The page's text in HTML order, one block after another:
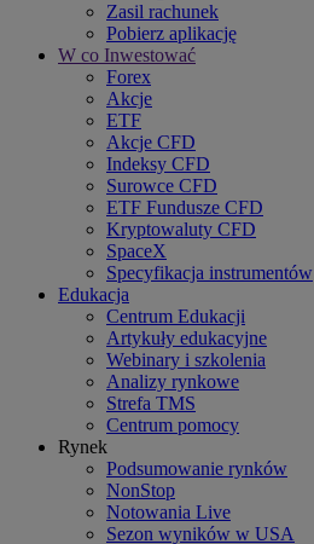
Zasil rachunek
Pobierz aplikację
W co Inwestować
Forex
Akcje
ETF
Akcje CFD
Indeksy CFD
Surowce CFD
ETF Fundusze CFD
Kryptowaluty CFD
SpaceX
Specyfikacja instrumentów
Edukacja
Centrum Edukacji
Artykuły edukacyjne
Webinary i szkolenia
Analizy rynkowe
Strefa TMS
Centrum pomocy
Rynek
Podsumowanie rynków
NonStop
Notowania Live
Sezon wyników w USA